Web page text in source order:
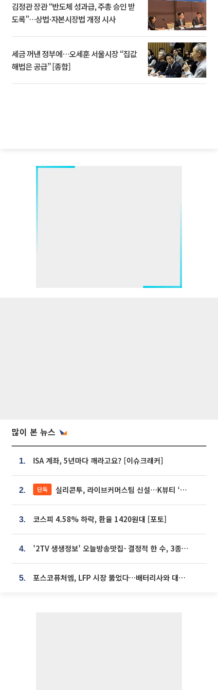
김정관 장관 “반도체 성과급, 주총 승인 받
도록”…상법·자본시장법 개정 시사
세금 꺼낸 정부에…오세훈 서울시장 “집값
해법은 공급” [종합]
많이 본 뉴스
1. ISA 계좌, 5년마다 깨라고요? [이슈크래커]
2. 단독 실리콘투, 라이브커머스팀 신설…K뷰티 ‘글로벌 판매망’ 확대[K뷰티 라방戰]
3. 코스피 4.58% 하락, 환율 1420원대 [포토]
4. '2TV 생생정보' 오늘방송맛집- 결정적 한 수, 3종 메밀면! 메밀 소바 맛집 '의○○○○'
5. 포스코퓨처엠, LFP 시장 뚫었다…배터리사와 대규모 장기 공급 합의